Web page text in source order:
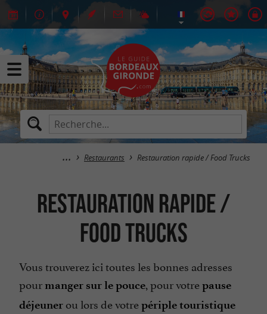
Restaurants Restauration rapide / Food Trucks
Restauration rapide /
Food Trucks
Vous trouverez ici toutes les bonnes adresses
pour manger sur le pouce, pour votrepause
déjeuner ou lors de votrepériple touristique